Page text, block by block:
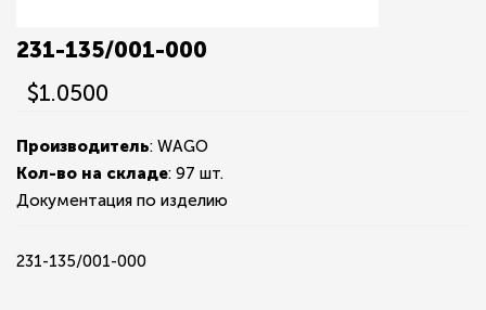
231-135/001-000
$1.0500
Производитель: WAGO
Кол-во на складе: 97 шт.
Документация по изделию
231-135/001-000